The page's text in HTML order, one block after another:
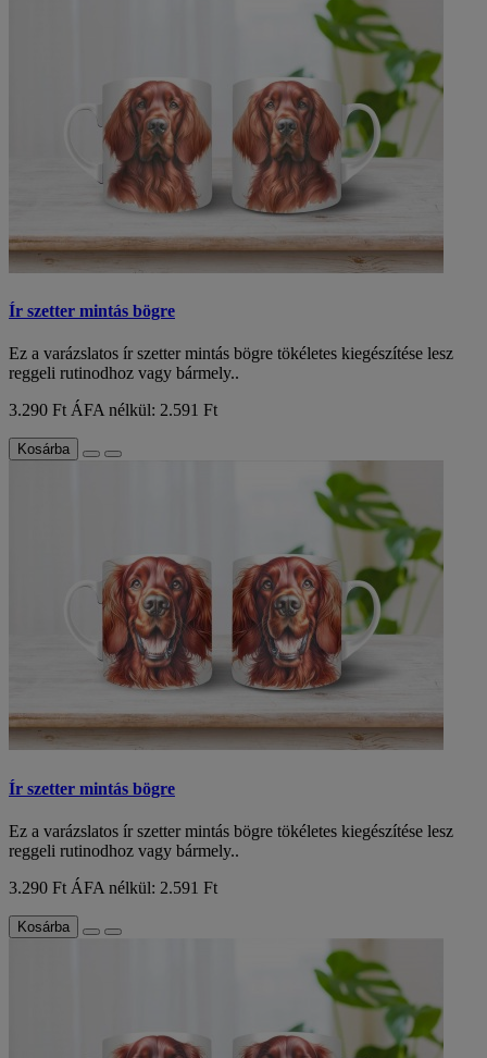
Ír szetter mintás bögre
Ez a varázslatos ír szetter mintás bögre tökéletes kiegészítése lesz
reggeli rutinodhoz vagy bármely..
3.290 Ft ÁFA nélkül: 2.591 Ft
Kosárba
Ír szetter mintás bögre
Ez a varázslatos ír szetter mintás bögre tökéletes kiegészítése lesz
reggeli rutinodhoz vagy bármely..
3.290 Ft ÁFA nélkül: 2.591 Ft
Kosárba